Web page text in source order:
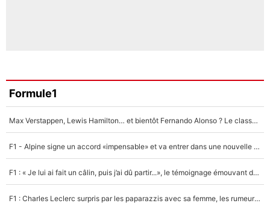
Formule1
Max Verstappen, Lewis Hamilton… et bientôt Fernando Alonso ? Le classement des pilotes les mieux payés en Formule 1 risque de changer !
F1 - Alpine signe un accord «impensable» et va entrer dans une nouvelle dimension : Grande nouvelle pour Pierre Gasly !
F1 : « Je lui ai fait un câlin, puis j’ai dû partir...», le témoignage émouvant de Max Verstappen sur sa fille
F1 : Charles Leclerc surpris par les paparazzis avec sa femme, les rumeurs étaient vraies !